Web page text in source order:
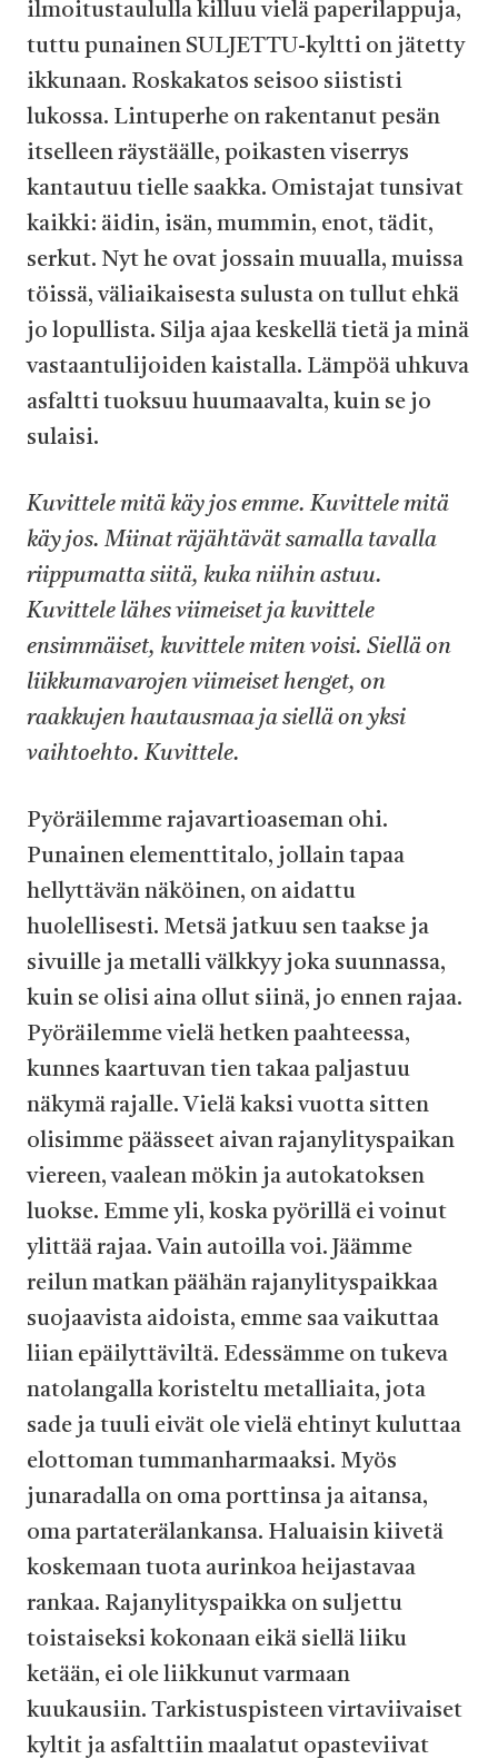
ilmoitustaululla killuu vielä paperilappuja,
tuttu punainen SULJETTU-kyltti on jätetty
ikkunaan. Roskakatos seisoo siististi
lukossa. Lintuperhe on rakentanut pesän
itselleen räystäälle, poikasten viserrys
kantautuu tielle saakka. Omistajat tunsivat
kaikki: äidin, isän, mummin, enot, tädit,
serkut. Nyt he ovat jossain muualla, muissa
töissä, väliaikaisesta sulusta on tullut ehkä
jo lopullista. Silja ajaa keskellä tietä ja minä
vastaantulijoiden kaistalla. Lämpöä uhkuva
asfaltti tuoksuu huumaavalta, kuin se jo
sulaisi.
Kuvittele mitä käy jos emme. Kuvittele mitä
käy jos. Miinat räjähtävät samalla tavalla
riippumatta siitä, kuka niihin astuu.
Kuvittele lähes viimeiset ja kuvittele
ensimmäiset, kuvittele miten voisi. Siellä on
liikkumavarojen viimeiset henget, on
raakkujen hautausmaa ja siellä on yksi
vaihtoehto. Kuvittele.
Pyöräilemme rajavartioaseman ohi.
Punainen elementtitalo, jollain tapaa
hellyttävän näköinen, on aidattu
huolellisesti. Metsä jatkuu sen taakse ja
sivuille ja metalli välkkyy joka suunnassa,
kuin se olisi aina ollut siinä, jo ennen rajaa.
Pyöräilemme vielä hetken paahteessa,
kunnes kaartuvan tien takaa paljastuu
näkymä rajalle. Vielä kaksi vuotta sitten
olisimme päässeet aivan rajanylityspaikan
viereen, vaalean mökin ja autokatoksen
luokse. Emme yli, koska pyörillä ei voinut
ylittää rajaa. Vain autoilla voi. Jäämme
reilun matkan päähän rajanylityspaikkaa
suojaavista aidoista, emme saa vaikuttaa
liian epäilyttäviltä. Edessämme on tukeva
natolangalla koristeltu metalliaita, jota
sade ja tuuli eivät ole vielä ehtinyt kuluttaa
elottoman tummanharmaaksi. Myös
junaradalla on oma porttinsa ja aitansa,
oma partaterälankansa. Haluaisin kiivetä
koskemaan tuota aurinkoa heijastavaa
rankaa. Rajanylityspaikka on suljettu
toistaiseksi kokonaan eikä siellä liiku
ketään, ei ole liikkunut varmaan
kuukausiin. Tarkistuspisteen virtaviivaiset
kyltit ja asfalttiin maalatut opasteviivat